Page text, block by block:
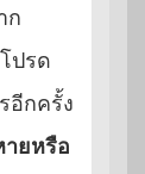
ก
ปรด
อีกครั้ง
ยหรือ